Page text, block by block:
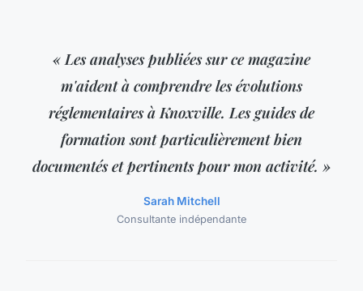
« Les analyses publiées sur ce magazine
m'aident à comprendre les évolutions
réglementaires à Knoxville. Les guides de
formation sont particulièrement bien
documentés et pertinents pour mon activité. »
Sarah Mitchell
Consultante indépendante